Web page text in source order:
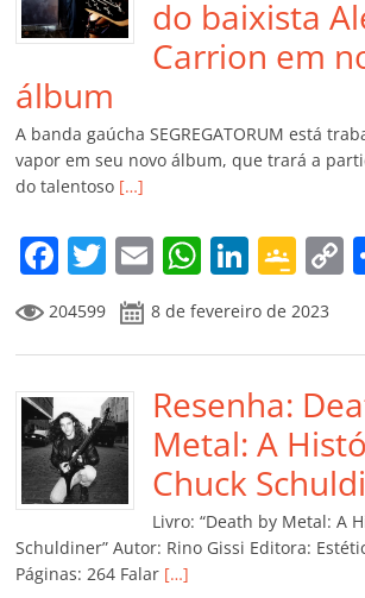
do baixista
Carrion em
álbum
A banda gaúcha SEGREGATORUM está
vapor em seu novo álbum, que trará a
do talentoso […]
F
a
c
e
b
o
o
k
T
w
itt
er
E
m
ai
l
W
at
s
A
p
p
Li
k
e
dI
n
G
o
o
gl
e
Cl
a
ss
ro
y
n
k
204599 8 de fevereiro de 2023
Resenha:
Metal: A
Chuck
Livro: “Death by Metal: A
Schuldiner” Autor: Rino Gissi Editora:
Páginas: 264 Falar […]